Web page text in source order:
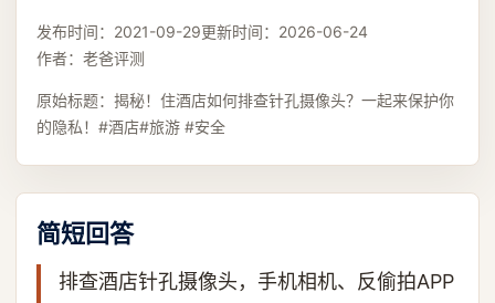
发布时间： 2021-09-29更新时间： 2026-06-24
作者： 老爸评测
原始标题： 揭秘！住酒店如何排查针孔摄像头？一起来保护你
的隐私！#酒店#旅游 #安全
简短回答
排查酒店针孔摄像头，手机相机、反偷拍APP